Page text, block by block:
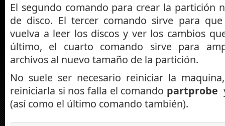
El segundo comando para crear la partición
de disco. El tercer comando sirve para
vuelva a leer los discos y ver los cambios
último, el cuarto comando sirve para
archivos al nuevo tamaño de la partición.
No suele ser necesario reiniciar la
reiniciarla si nos falla el comando partprobe
(así como el último comando también).